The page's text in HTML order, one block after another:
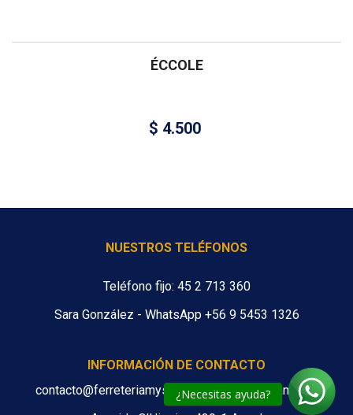
¿Necesitas ayuda?
ÉCCOLE
$ 4.500
NUESTROS TELÉFONOS
Teléfono fijo: 45 2 713 360
Sara González - WhatsApp +56 9 5453 1326
INFORMACIÓN DE CONTACTO
contacto@ferreteriamys.cl ventas@ferreteriamys.cl